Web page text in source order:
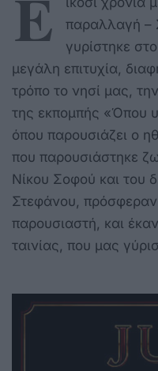
Ε
παραλλαγή –
γυρίστηκε
μεγάλη επιτυχία,
τρόπο το νησί μας,
της εκπομπής «Όπου
όπου παρουσιάζει ο
που παρουσιάστηκε
Νίκου Σοφού και του
Στεφάνου,
παρουσιαστή, και
ταινίας, που μας